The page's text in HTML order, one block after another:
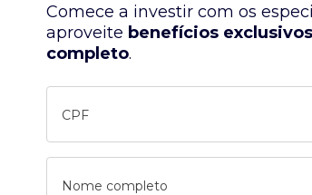
Comece a investir com os
aproveite benefícios
completo.
CPF
Nome completo